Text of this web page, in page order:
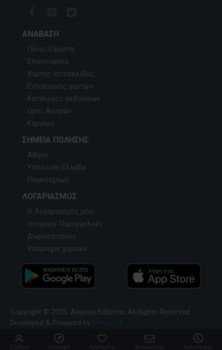
ΑΝΆΒΑΣΗ
Ποιοι Είμαστε
Επικοινωνία
Χάρτης Ιστοσελίδας
Εντοπισμός χαρτών
Κατάλογος εκδόσεων
Όροι Αγορών
Καριέρα
ΣΗΜΕΊΑ ΠΏΛΗΣΗΣ
Αθήνα
Υπόλοιπη Ελλάδα
Παγκοσμίως
ΛΟΓΑΡΙΑΣΜΌΣ
Ο Λογαριασμός μου
Ιστορικό Παραγγελιών
Δωροεπιταγές
Υπόμνημα χαρτών
Copyright © 2020, Anavasi Editions, All Rights Reserved.
Developed & Powered by
Σύνδεση Εγγραφή Αγαπημένα Επικοινωνία Καλέστε μας